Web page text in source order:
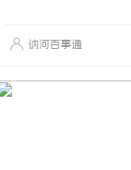
讷河百事通